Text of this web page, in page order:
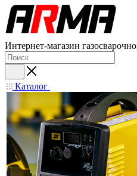
Интернет-магазин
Каталог